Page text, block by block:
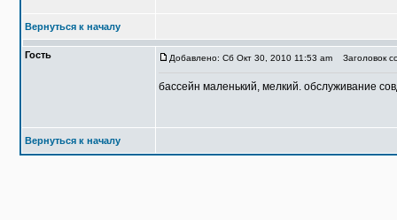
Вернуться к началу
Гость Добавлено: Сб Окт 30, 2010 11:53 am Заголовок
бассейн маленький, мелкий. обслуживание
Вернуться к началу